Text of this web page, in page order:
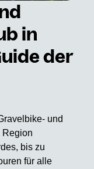
in
der
und
Region
bis zu
für alle